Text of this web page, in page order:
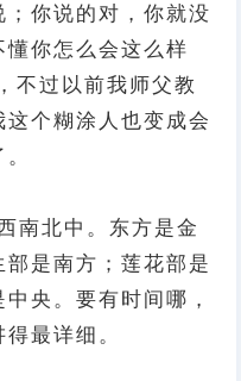
你说的对，你就没
你怎么会这么样
不过以前我师父教
个糊涂人也变成会
南北中。东方是金
是南方；莲花部是
央。要有时间哪，
最详细。